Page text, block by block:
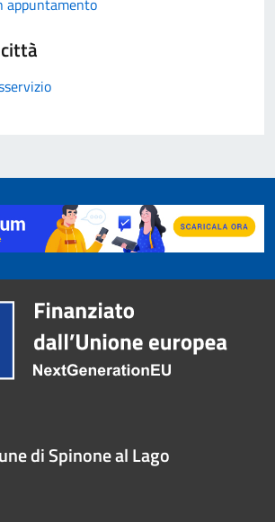
appuntamento
di Spinone al Lago